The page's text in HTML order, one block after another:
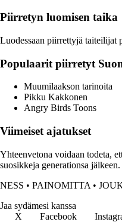
Piirretyn luomisen taika
Luodessaan piirrettyjä taiteilijat
Populaarit piirretyt
Muumilaakson tarinoita
Pikku Kakkonen
Angry Birds Toons
Viimeiset ajatukset
Yhteenvetona voidaan todeta,
suosikkeja generationsa jälkeen.
NESS • PAINOMITTA •
Jaa sydämesi kanssa
X
Facebook